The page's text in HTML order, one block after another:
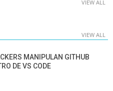
VIEW ALL
VIEW ALL
MANIPULAN GITHUB
DE VS CODE